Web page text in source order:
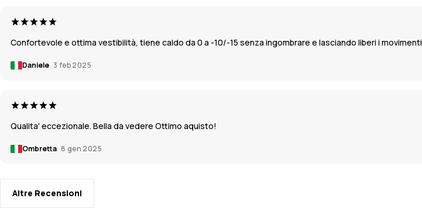
Confortevole e ottima vestibilità, tiene caldo da 0 a -10/-15 senza ingombrare e lasciando liberi i movimenti
Daniele 3 feb 2025
Qualita' eccezionale. Bella da vedere Ottimo aquisto!
Ombretta 8 gen 2025
Altre Recensioni